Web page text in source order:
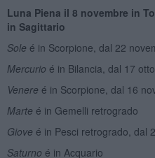
Luna Piena il 8 novembre in
in Sagittario
Sole é in Scorpione, dal 22
Mercurio é in Bilancia, dal 17
Venere é in Scorpione, dal 16
Marte é in Gemelli retrogrado
Giove é in Pesci retrogrado, dal
Saturno é in Acquario